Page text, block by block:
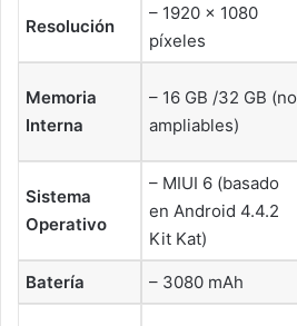
Resolución
– 1920 × 1080
píxeles
Memoria
Interna
– 16 GB /32 GB (no
ampliables)
Sistema
Operativo
– MIUI 6 (basado
en Android 4.4.2
Kit Kat)
Batería – 3080 mAh